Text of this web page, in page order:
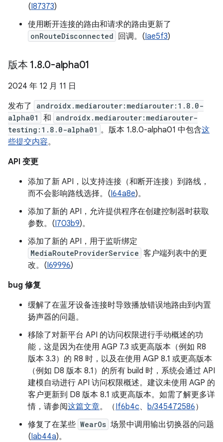
(I87373)
使用断开连接的路由和请求的路由更新了
onRouteDisconnected 回调。(Iae5f3)
版本 1.8.0-alpha01
2024 年 12 月 11 日
发布了
androidx.mediarouter:mediarouter:1.8.0-
alpha01
和 androidx.mediarouter:mediarouter-
testing:1.8.0-alpha01 。版本 1.8.0-alpha01 中包含这
些提交内容。
API 变更
添加了新 API，以支持连接（和断开连接）到路线，
而不会影响路线选择。(I64a8e)。
添加了新的 API，允许提供程序在创建控制器时获取
参数。(I703b9)。
添加了新的 API，用于监听绑定
MediaRouteProviderService 客户端列表中的更
改。(I69996)
bug 修复
缓解了在蓝牙设备连接时导致播放错误地路由到内置
扬声器的问题。
移除了对新平台 API 的访问权限进行手动概述的功
能，这是因为在使用 AGP 7.3 或更高版本（例如 R8
版本 3.3）的 R8 时，以及在使用 AGP 8.1 或更高版本
（例如 D8 版本 8.1）的所有 build 时，系统会通过 API
建模自动进行 API 访问权限概述。建议未使用 AGP 的
客户更新到 D8 版本 8.1 或更高版本。如需了解更多详
情，请参阅这篇文章。（If6b4c、 b/345472586）
修复了在某些 WearOs 场景中调用输出切换器的问题
(Iab44a)。